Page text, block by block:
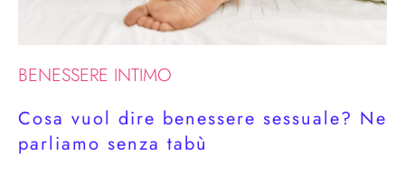
BENESSERE INTIMO
Cosa vuol dire benessere sessuale? Ne
parliamo senza tabù